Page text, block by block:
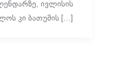
ივლისის
კი ბათუმის […]